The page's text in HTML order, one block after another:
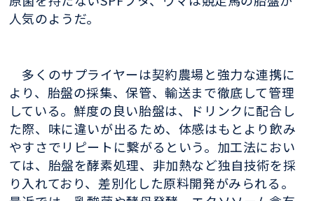
人気のようだ。
多くのサプライヤーは契約農場と強力な連携に
より、胎盤の採集、保管、輸送まで徹底して管理
している。鮮度の良い胎盤は、ドリンクに配合し
た際、味に違いが出るため、体感はもとより飲み
やすさでリピートに繋がるという。加工法におい
ては、胎盤を酵素処理、非加熱など独自技術を採
り入れており、差別化した原料開発がみられる。